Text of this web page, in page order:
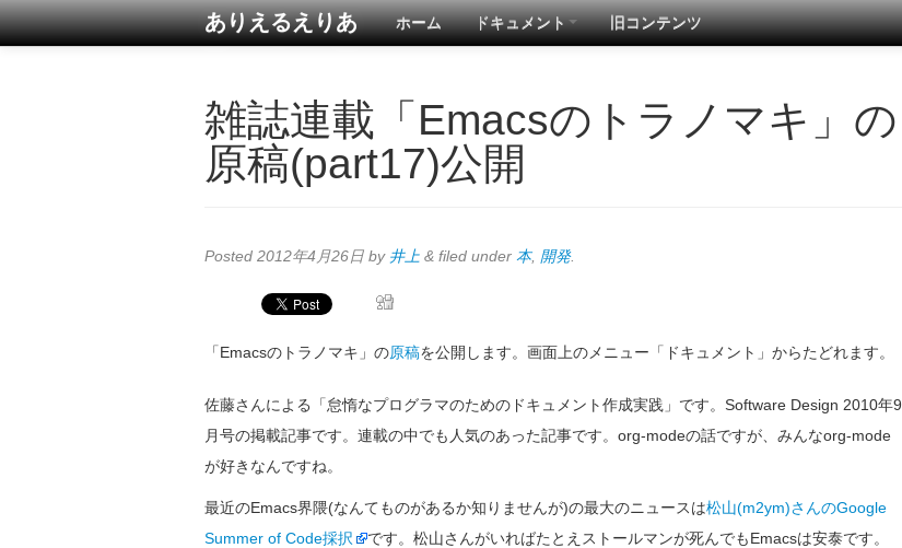
ありえるえりあ ホーム ドキュメント 旧コンテンツ
雑誌連載「Emacsのトラノマキ」の
原稿(part17)公開
Posted 2012年4月26日 by 井上 & filed under 本, 開発.
「Emacsのトラノマキ」の原稿を公開します。画面上のメニュー「ドキュメント」からたどれます。
佐藤さんによる「怠惰なプログラマのためのドキュメント作成実践」です。Software Design 2010年9
月号の掲載記事です。連載の中でも人気のあった記事です。org-modeの話ですが、みんなorg-mode
が好きなんですね。
最近のEmacs界隈(なんてものがあるか知りませんが)の最大のニュースは松山(m2ym)さんのGoogle
Summer of Code採択
です。松山さんがいればたとえストールマンが死んでもEmacsは安泰です。